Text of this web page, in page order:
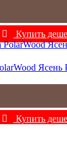
Купить
Ясень
Купить